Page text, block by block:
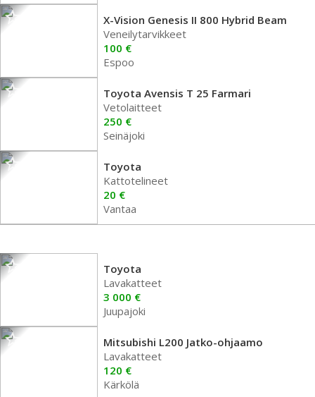
X-Vision Genesis II 800 Hybrid Beam
Veneilytarvikkeet
100 €
Espoo
Toyota Avensis T 25 Farmari
Vetolaitteet
250 €
Seinäjoki
Toyota
Kattotelineet
20 €
Vantaa
Toyota
Lavakatteet
3 000 €
Juupajoki
Mitsubishi L200 Jatko-ohjaamo
Lavakatteet
120 €
Kärkölä